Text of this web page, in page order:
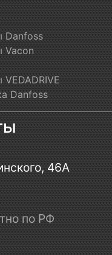
Danfoss
Vacon
Danfoss
46А
по РФ